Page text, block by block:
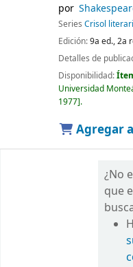
por
Series Crisol
Edición:9a ed., 2a
Detalles de
Disponibilidad:
Universidad
1977 .
Agregar
¿No
que